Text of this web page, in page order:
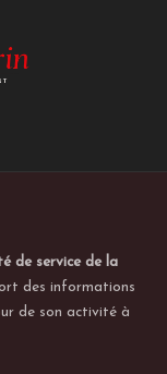
de service de la
des informations
de son activité à